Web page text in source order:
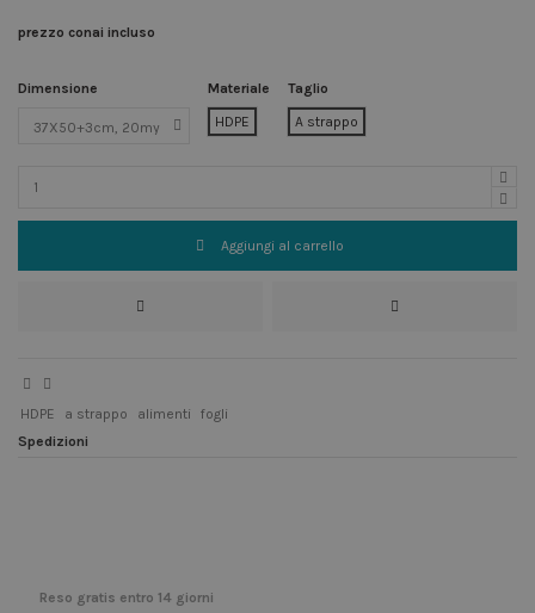
prezzo conai incluso
Dimensione
Materiale
HDPE
Taglio
A strappo
Aggiungi al carrello
HDPE a strappo alimenti
fogli
Spedizioni
Reso gratis entro 14 giorni